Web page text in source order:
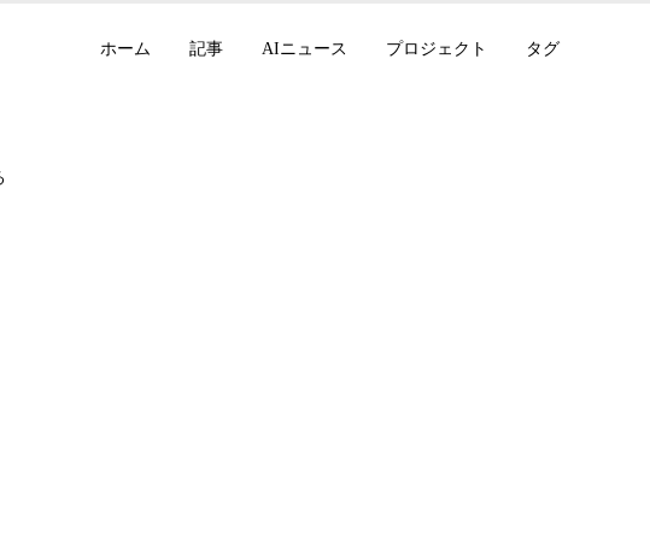
ホーム 記事 AIニュース プロジェクト タグ